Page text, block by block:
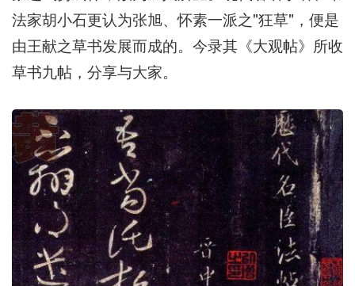
法家胡小石更认为张旭、怀素一派之"狂草"，便是
由王献之草书发展而成的。今录其《大观帖》所收
草书九帖，分享与大家。